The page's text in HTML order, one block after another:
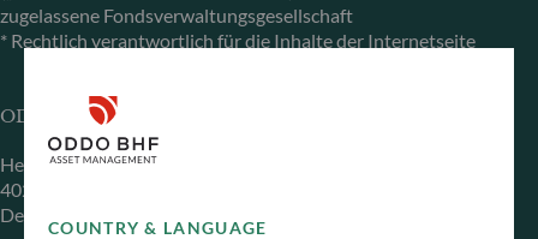
COUNTRY & LANGUAGE
zugelassene Fondsverwaltungsgesellschaft
* Rechtlich verantwortlich für die Inhalte der Internetseite
ODDO BHF Asset Management GmbH
Herzogstraße 15
40217 Düsseldorf
Deutschland